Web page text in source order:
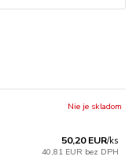
50,20 EUR/ks
40,81 EUR bez DPH
Nie je skladom